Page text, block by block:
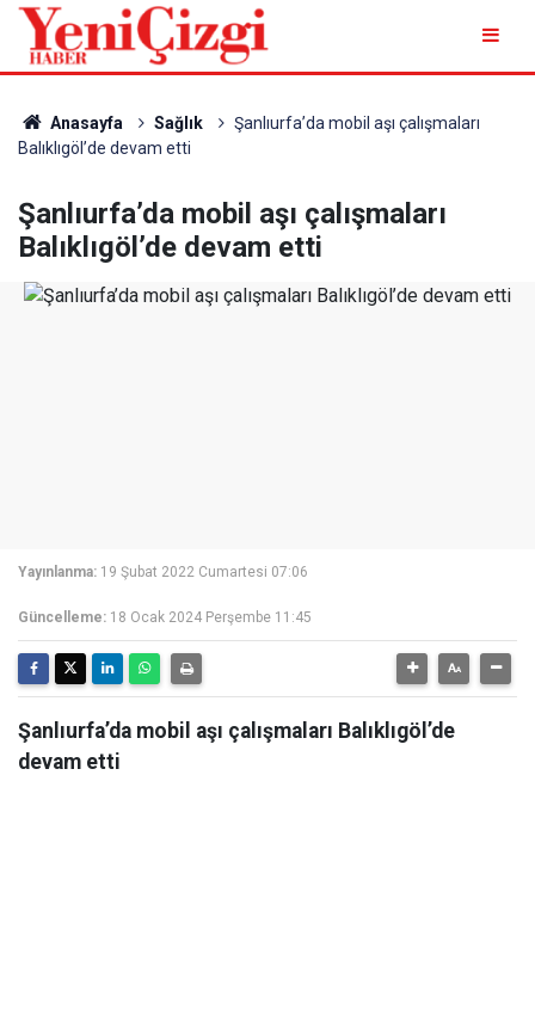
Anasayfa Sağlık
Şanlıurfa’da mobil aşı çalışmaları
Balıklıgöl’de devam etti
Şanlıurfa’da mobil aşı çalışmaları
Balıklıgöl’de devam etti
Yayınlanma: 19 Şubat 2022 Cumartesi 07:06
Güncelleme: 18 Ocak 2024 Perşembe 11:45
Şanlıurfa’da mobil aşı çalışmaları Balıklıgöl’de
devam etti